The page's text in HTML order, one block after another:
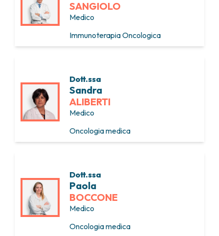
SANGIOLO
Medico
Immunoterapia Oncologica
Dott.ssa
Sandra
ALIBERTI
Medico
Oncologia medica
Dott.ssa
Paola
BOCCONE
Medico
Oncologia medica